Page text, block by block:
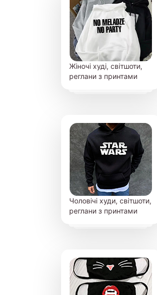
Жіночі худі, світшоти,
реглани з принтами
Чоловічі худи, світшоти,
реглани з принтами